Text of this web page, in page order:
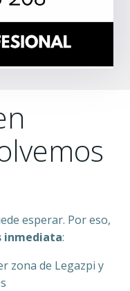
esperar. Por eso,
inmediata:
zona de Legazpi y